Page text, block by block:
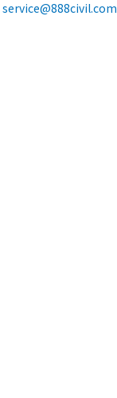
service@888civil.com